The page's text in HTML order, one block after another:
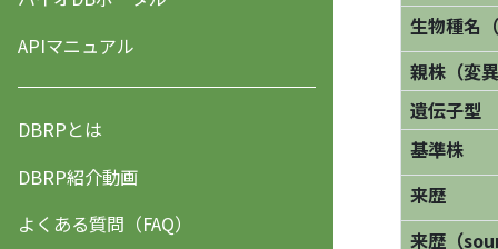
APIマニュアル
DBRPとは
DBRP紹介動画
よくある質問（FAQ）
生物種名
親株（変
遺伝子型
基準株
来歴
来歴（